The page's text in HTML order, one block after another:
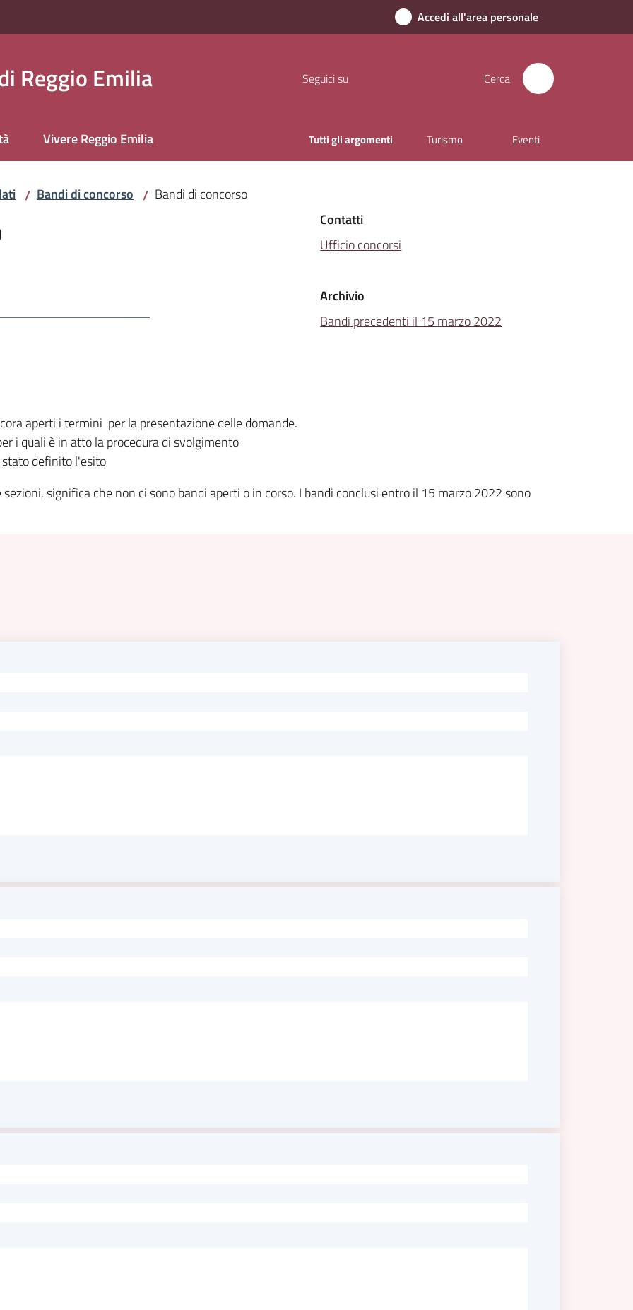
Accedi all'area personale
Reggio Emilia Seguici su Cerca
Vivere Reggio Emilia Tutti gli argomenti Turismo Eventi
/ Bandi di concorso / Bandi di concorso
Contatti
Ufficio concorsi
Archivio
Bandi precedenti il 15 marzo 2022
aperti i termini per la presentazione delle domande.
i quali è in atto la procedura di svolgimento
definito l'esito
significa che non ci sono bandi aperti o in corso. I bandi conclusi entro il 15 marzo 2022 sono